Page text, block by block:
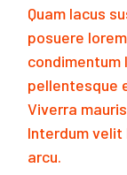
Quam lacus
posuere
condimentum
pellentesque
Viverra
Interdum
arcu.